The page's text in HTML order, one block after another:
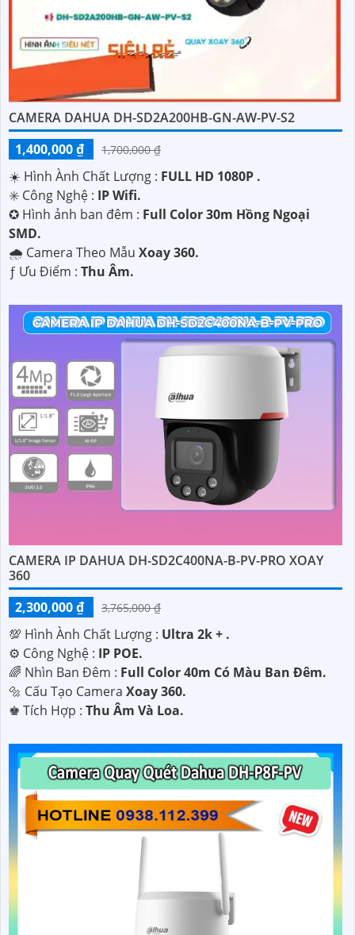
CAMERA DAHUA DH-SD2A200HB-GN-AW-PV-S2
1,400,000 ₫
1,700,000 ₫
☀️ Hình Ành Chất Lượng : FULL HD 1080P .
✳️ Công Nghệ : IP Wifi.
✪ Hình ảnh ban đêm : Full Color 30m Hồng Ngoại
SMD.
🌧️ Camera Theo Mẫu Xoay 360.
️ƒ Ưu Điểm : Thu Âm.
CAMERA IP DAHUA DH-SD2C400NA-B-PV-PRO XOAY
360
2,300,000 ₫
3,765,000 ₫
💯 Hình Ành Chất Lượng : Ultra 2k + .
⚙ Công Nghệ : IP POE.
🌈 Nhìn Ban Đêm : Full Color 40m Có Màu Ban Ðêm.
🔩 Cấu Tạo Camera Xoay 360.
️♚ Tích Hợp : Thu Âm Và Loa.